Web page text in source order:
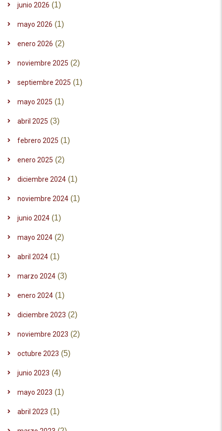
junio 2026 (1)
mayo 2026 (1)
enero 2026 (2)
noviembre 2025 (2)
septiembre 2025 (1)
mayo 2025 (1)
abril 2025 (3)
febrero 2025 (1)
enero 2025 (2)
diciembre 2024 (1)
noviembre 2024 (1)
junio 2024 (1)
mayo 2024 (2)
abril 2024 (1)
marzo 2024 (3)
enero 2024 (1)
diciembre 2023 (2)
noviembre 2023 (2)
octubre 2023 (5)
junio 2023 (4)
mayo 2023 (1)
abril 2023 (1)